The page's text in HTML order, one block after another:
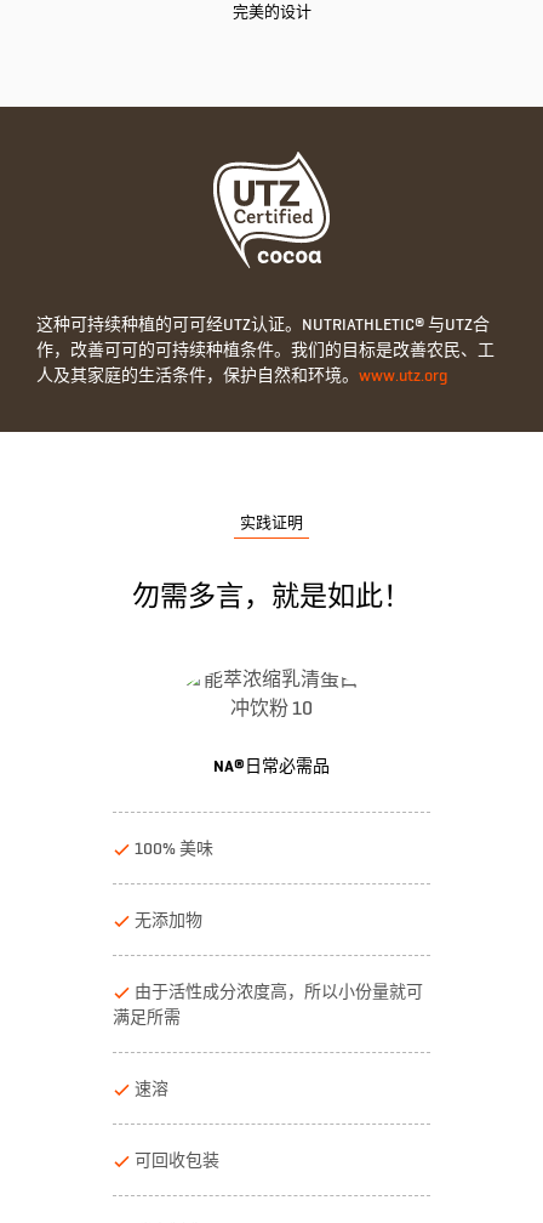
完美的设计
这种可持续种植的可可经UTZ认证。NUTRIATHLETIC® 与UTZ合
作，改善可可的可持续种植条件。我们的目标是改善农民、工
人及其家庭的生活条件，保护自然和环境。 www.utz.org
实践证明
勿需多言，就是如此！
NA®日常必需品
100% 美味
无添加物
由于活性成分浓度高，所以小份量就可
满足所需
速溶
可回收包装